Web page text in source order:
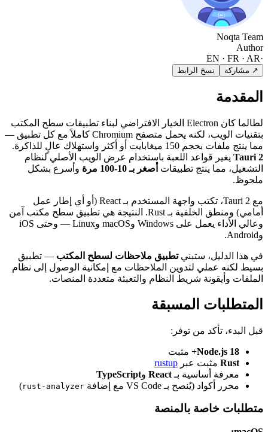
Noqta Team
Author
EN · FR · AR
↗ مشاركة نسخ الرابط
المقدمة
لطالما كان Electron الخيار الافتراضي لبناء تطبيقات سطح المكتب
بتقنيات الويب، لكنه يحمل متصفح Chromium كاملاً مع كل تطبيق —
مما ينتج ملفات بحجم 150 ميغابايت أو أكثر واستهلاك عالٍ للذاكرة.
Tauri 2يغير قواعد اللعبة باستخدام عرض الويب الأصلي لنظام
التشغيل، مما ينتج تطبيقاتأصغر بـ 10-100 مرة
وأسرع بشكل
ملحوظ.
مع Tauri 2، تكتب واجهة المستخدم بـ React (أو أي إطار عمل
أمامي) ومنطق الخلفية بـ Rust. النتيجة هي تطبيق سطح مكتب آمن
وعالي الأداء يعمل على Windows وmacOS وLinux — وحتى iOS
في هذا الدليل، ستبني تطبيق ملاحظات لسطح المكتب— تطبيق
بسيط لكنه عملي لتدوين الملاحظات مع إمكانية الوصول إلى نظام
الملفات وأيقونة شريط النظام والتعبئة متعددة المنصات.
المتطلبات المسبقة
قبل البدء، تأكد من توفر:
Node.js 18+ مثبت
Rustمثبت عبر rustup
معرفة أساسية بـReactو TypeScript
محرر أكواد (يُنصح بـ VS Code مع إضافة
rust-analyzer
)
متطلبات خاصة بالمنصة